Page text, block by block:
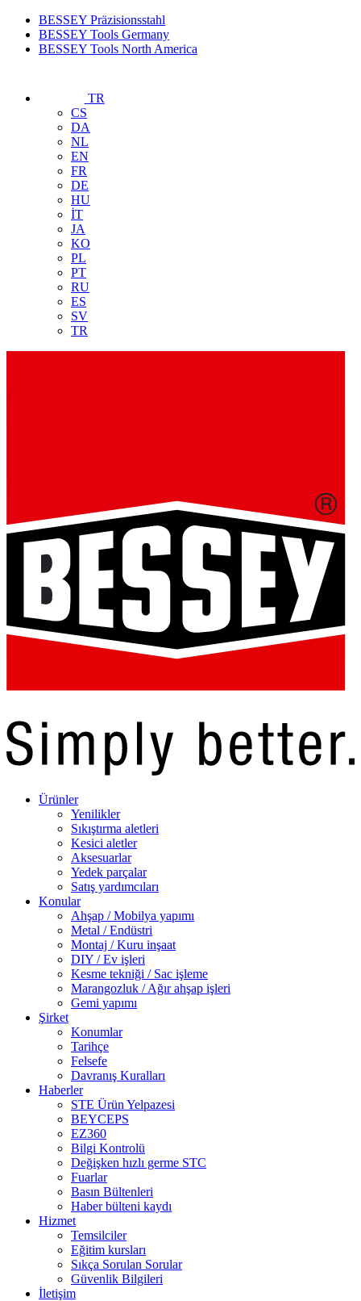
BESSEY Präzisionsstahl
BESSEY Tools Germany
BESSEY Tools North America
TR
CS
DA
NL
EN
FR
DE
HU
İT
JA
KO
PL
PT
RU
ES
SV
TR
Ürünler
Yenilikler
Sıkıştırma aletleri
Kesici aletler
Aksesuarlar
Yedek parçalar
Satış yardımcıları
Konular
Ahşap / Mobilya yapımı
Metal / Endüstri
Montaj / Kuru inşaat
DIY / Ev işleri
Kesme tekniği / Sac işleme
Marangozluk / Ağır ahşap işleri
Gemi yapımı
Şirket
Konumlar
Tarihçe
Felsefe
Davranış Kuralları
Haberler
STE Ürün Yelpazesi
BEYCEPS
EZ360
Bilgi Kontrolü
Değişken hızlı germe STC
Fuarlar
Basın Bültenleri
Haber bülteni kaydı
Hizmet
Temsilciler
Eğitim kursları
Sıkça Sorulan Sorular
Güvenlik Bilgileri
İletişim